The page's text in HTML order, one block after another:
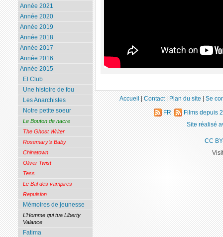
Année 2021
Année 2020
Année 2019
Année 2018
Année 2017
Année 2016
Année 2015
El Club
Une histoire de fou
Les Anarchistes
Notre petite soeur
Le Bouton de nacre
The Ghost Writer
Rosemary’s Baby
Chinatown
Oliver Twist
Tess
Le Bal des vampires
Repulsion
Mémoires de jeunesse
L’Homme qui tua Liberty
Valance
Fatima
Accueil|Contact|Plan du site|Se
FR
Films depuis
Site réalisé
CC